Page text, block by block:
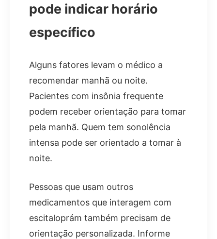
pode indicar horário
específico
Alguns fatores levam o médico a
recomendar manhã ou noite.
Pacientes com insônia frequente
podem receber orientação para tomar
pela manhã. Quem tem sonolência
intensa pode ser orientado a tomar à
noite.
Pessoas que usam outros
medicamentos que interagem com
escitaloprám também precisam de
orientação personalizada. Informe